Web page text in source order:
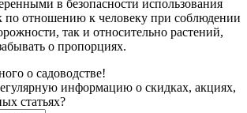
в безопасности использования
по отношению к человеку при соблюдении
так и относительно растений,
о пропорциях.
о садоводстве!
информацию о скидках, акциях,
статьях?